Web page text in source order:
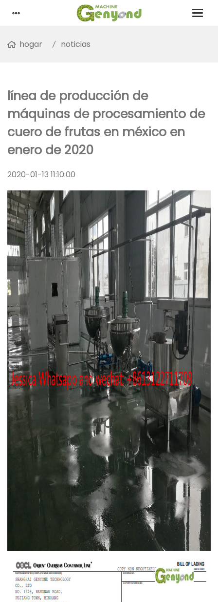
hogar noticias
línea de producción de
máquinas de procesamiento de
cuero de frutas en méxico en
enero de 2020
2020-01-13 11:10:00